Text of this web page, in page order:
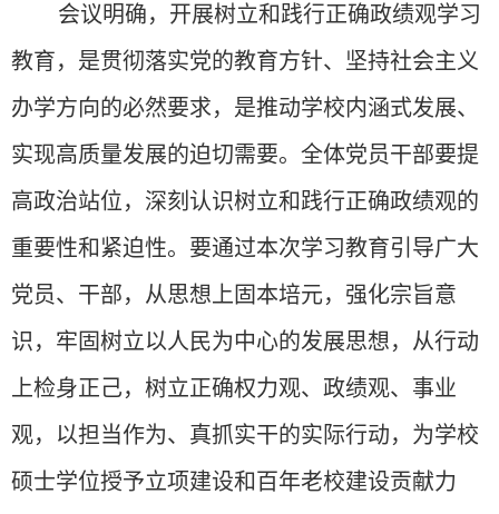
会议明确，开展树立和践行正确政绩观学习
教育，是贯彻落实党的教育方针、坚持社会主义
办学方向的必然要求，是推动学校内涵式发展、
实现高质量发展的迫切需要。全体党员干部要提
高政治站位，深刻认识树立和践行正确政绩观的
重要性和紧迫性。要通过本次学习教育引导广大
党员、干部，从思想上固本培元，强化宗旨意
识，牢固树立以人民为中心的发展思想，从行动
上检身正己，树立正确权力观、政绩观、事业
观，以担当作为、真抓实干的实际行动，为学校
硕士学位授予立项建设和百年老校建设贡献力